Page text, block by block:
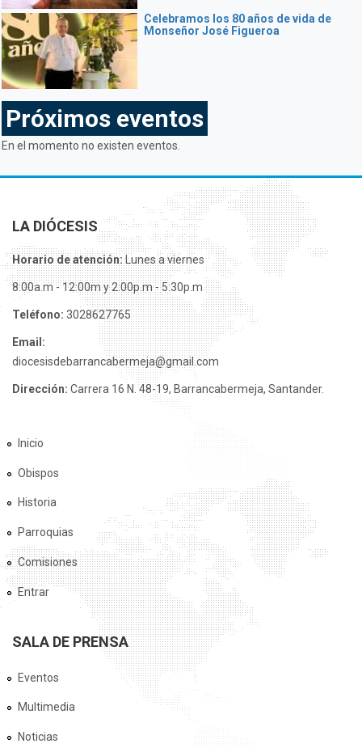
Celebramos los 80 años de vida de
Monseñor José Figueroa
Próximos eventos
En el momento no existen eventos.
LA DIÓCESIS
Horario de atención:Lunes a viernes
8:00a.m - 12:00m y 2:00p.m - 5:30p.m
Teléfono: 3028627765
Email:
diocesisdebarrancabermeja@gmail.com
Dirección: Carrera 16 N. 48-19, Barrancabermeja, Santander.
Inicio
Obispos
Historia
Parroquias
Comisiones
Entrar
SALA DE PRENSA
Eventos
Multimedia
Noticias